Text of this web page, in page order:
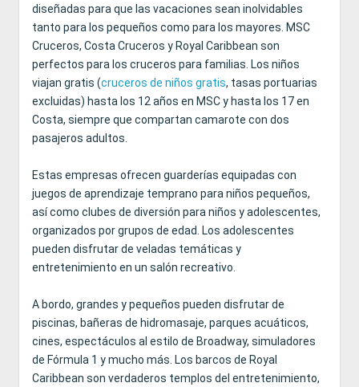
diseñadas para que las vacaciones sean inolvidables
tanto para los pequeños como para los mayores. MSC
Cruceros, Costa Cruceros y Royal Caribbean son
perfectos para los cruceros para familias. Los niños
viajan gratis (cruceros de niños gratis, tasas portuarias
excluidas) hasta los 12 años en MSC y hasta los 17 en
Costa, siempre que compartan camarote con dos
pasajeros adultos.
Estas empresas ofrecen guarderías equipadas con
juegos de aprendizaje temprano para niños pequeños,
así como clubes de diversión para niños y adolescentes,
organizados por grupos de edad. Los adolescentes
pueden disfrutar de veladas temáticas y
entretenimiento en un salón recreativo.
A bordo, grandes y pequeños pueden disfrutar de
piscinas, bañeras de hidromasaje, parques acuáticos,
cines, espectáculos al estilo de Broadway, simuladores
de Fórmula 1 y mucho más. Los barcos de Royal
Caribbean son verdaderos templos del entretenimiento,